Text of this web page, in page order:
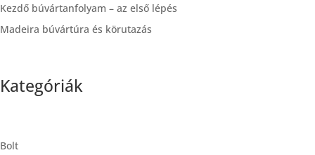
Kezdő búvártanfolyam – az első lépés
Madeira búvártúra és körutazás
Kategóriák
Bolt